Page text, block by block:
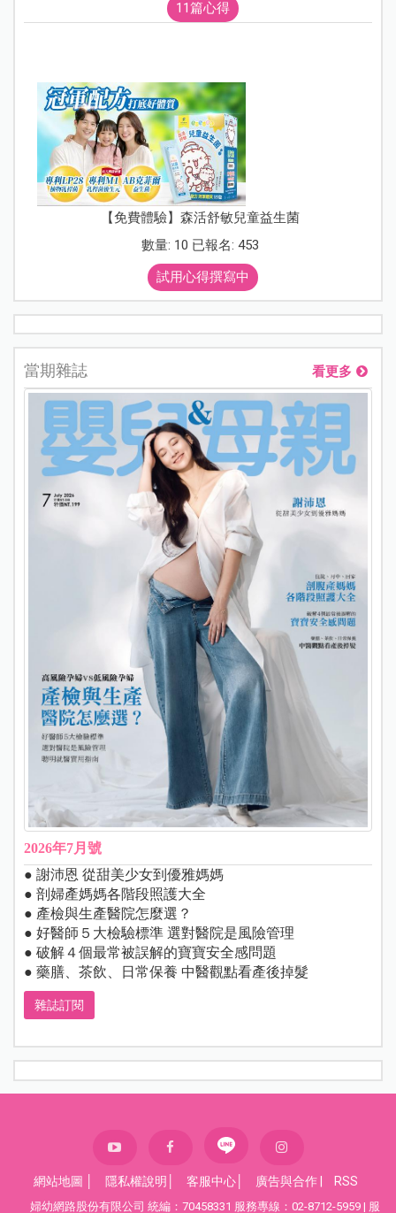
11篇心得
【免費體驗】森活舒敏兒童益生菌
數量: 10 已報名: 453
試用心得撰寫中
當期雜誌 看更多
2026年7月號
● 謝沛恩 從甜美少女到優雅媽媽
● 剖婦產媽媽各階段照護大全
● 產檢與生產醫院怎麼選？
● 好醫師５大檢驗標準 選對醫院是風險管理
● 破解４個最常被誤解的寶寶安全感問題
● 藥膳、茶飲、日常保養 中醫觀點看產後掉髮
雜誌訂閱
網站地圖 隱私權說明 客服中心 廣告與合作 RSS
婦幼網路股份有限公司 統編：70458331 服務專線：02-8712-5959 | 服